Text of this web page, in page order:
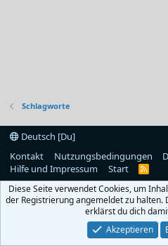
Schlagworte
Deutsch [Du]
Kontakt
Nutzungsbedingungen
Hilfe und Impressum
Start
R
S
Diese Seite verwendet Cookies, um
der Registrierung angemeldet zu halten.
erklärst du dich
Akzeptieren